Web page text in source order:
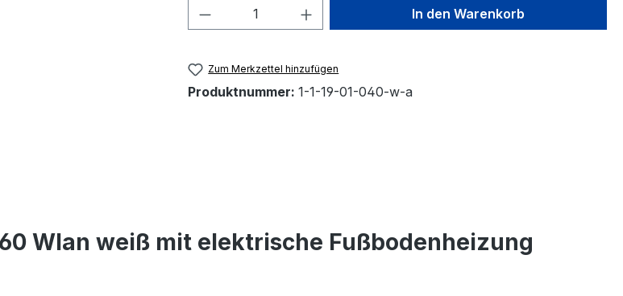
Produkt Anzahl: Gib den gewünschten Wert
In den Warenkorb
Zum Merkzettel hinzufügen
Produktnummer: 1-1-19-01-040-w-a
Wlan weiß mit elektrische Fußbodenheizung